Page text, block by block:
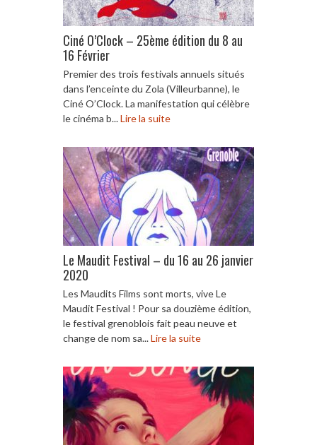
Ciné O’Clock – 25ème édition du 8 au
16 Février
Premier des trois festivals annuels situés
dans l’enceinte du Zola (Villeurbanne), le
Ciné O’Clock. La manifestation qui célèbre
le cinéma b...Lire la suite
Le Maudit Festival – du 16 au 26 janvier
2020
Les Maudits Films sont morts, vive Le
Maudit Festival ! Pour sa douzième édition,
le festival grenoblois fait peau neuve et
change de nom sa...Lire la suite